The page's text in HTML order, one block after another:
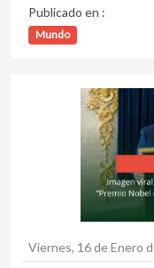
Publicado en :
Mundo
Viernes, 16 de Enero